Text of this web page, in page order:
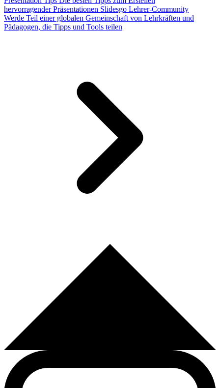
hervorragender Präsentationen Slidesgo Lehrer-Community
Werde Teil einer globalen Gemeinschaft von Lehrkräften und
Pädagogen, die Tipps und Tools teilen